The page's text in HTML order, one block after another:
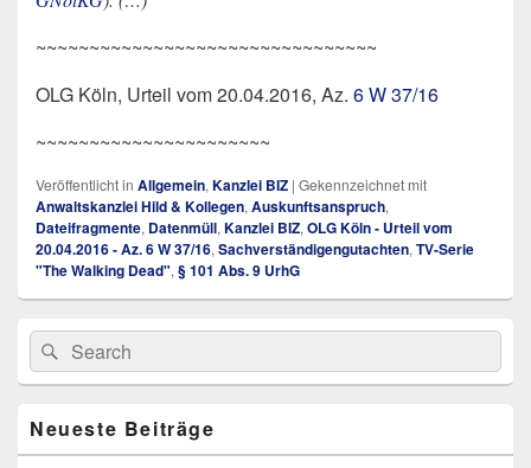
~~~~~~~~~~~~~~~~~~~~~~~~~~~~~~~~
OLG Köln, Urteil vom 20.04.2016, Az. 6 W 37/16
~~~~~~~~~~~~~~~~~~~~~~
Veröffentlicht in Allgemein, Kanzlei BIZ | Gekennzeichnet mit
Anwaltskanzlei Hild & Kollegen, Auskunftsanspruch,
Dateifragmente, Datenmüll, Kanzlei BIZ, OLG Köln - Urteil vom
20.04.2016 - Az. 6 W 37/16, Sachverständigengutachten, TV-Serie
"The Walking Dead", § 101 Abs. 9 UrhG
Primärer
Seitenleisten
Widget-
Bereich
Search
for:
Suche
Neueste Beiträge